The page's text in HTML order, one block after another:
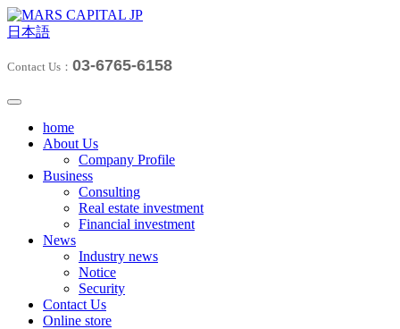
日本語
Contact Us： 03-6765-6158
home
About Us
Company Profile
Business
Consulting
Real estate investment
Financial investment
News
Industry news
Notice
Security
Contact Us
Online store